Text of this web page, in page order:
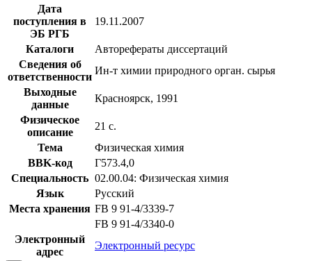
Дата
поступления в
ЭБ РГБ
19.11.2007
Каталоги
Авторефераты диссертаций
Сведения об
ответственности
Ин-т химии природного орган. сырья
Выходные
данные
Красноярск, 1991
Физическое
описание
21 с.
Тема
Физическая химия
BBK-код
Г573.4,0
Специальность 02.00.04: Физическая химия
Язык
Русский
Места хранения FB 9 91-4/3339-7
FB 9 91-4/3340-0
Электронный
адрес
Электронный ресурс